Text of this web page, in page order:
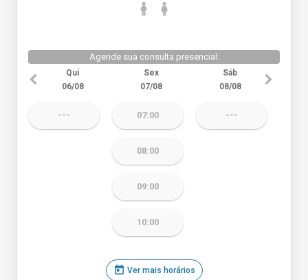
Agende sua consulta presencial:
Qui
06/08
Sex
07/08
Sáb
08/08
--- 07:00
08:00
09:00
10:00
---
today Ver mais horários